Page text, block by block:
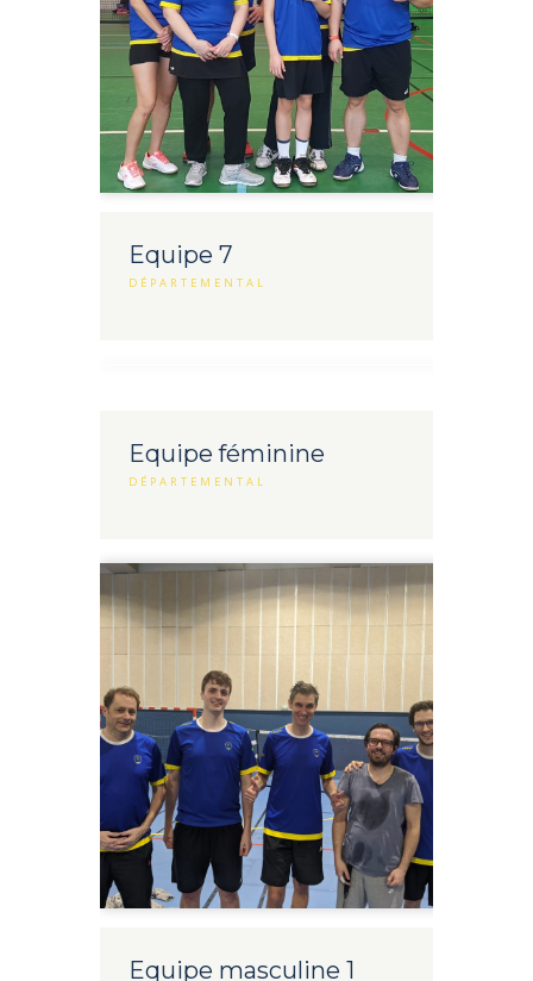
Equipe 7
DÉPARTEMENTAL
Equipe féminine
DÉPARTEMENTAL
Equipe masculine 1